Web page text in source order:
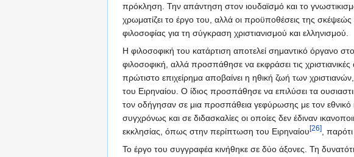
πρόκληση. Την απάντηση στον ιουδαϊσμό και το
χρωματίζει το έργο του, αλλά οι προϋποθέσεις της σκέψεώς
φιλοσοφίας για τη σύγκραση χριστιανισμού και ελληνισμού.
Η φιλοσοφική του κατάρτιση αποτελεί σημαντικό όργανο
φιλοσοφική, αλλά προσπάθησε να εκφράσει τις
πρώτιστο επιχείρημα αποβαίνει η ηθική ζωή των
του Ειρηναίου. Ο ίδιος προσπάθησε να επιλύσει τα
τον οδήγησαν σε μια προσπάθεια γεφύρωσης με τον
συγχρόνως και σε διδασκαλίες οι οποίες δεν έδιναν
εκκλησίας, όπως στην περίπτωση του Ειρηναίου[26]
,
Το έργο του συγγραφέα κινήθηκε σε δύο άξονες. Τη